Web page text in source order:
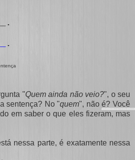
.
"Quem ainda não veio?", o seu
sentença? No "quem", não é? Você
em saber o que eles fizeram, mas
nessa parte, é exatamente nessa